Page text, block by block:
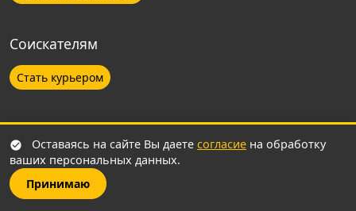
Владикавказ
Пенза
Калуга
Соискателям
Стать курьером
© 2026 Работа курьеру. Все права защищены.
Сайт не является собственностью компании Яндекс и не
аффилирован с ней. Материалы, используемые на сайте,
Оставаясь на сайте Вы даете согласие на обработку
ваших персональных данных.
Принимаю